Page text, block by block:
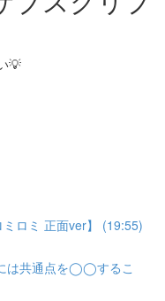
💡
ロミ 正面ver】 (19:55)
は共通点を◯◯するこ